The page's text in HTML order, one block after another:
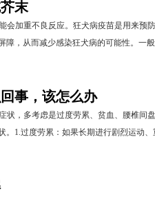
末
会加重不良反应。狂犬病疫苗是用来预
障，从而减少感染狂犬病的可能性。一
事，该怎么办
状，多考虑是过度劳累、贫血、腰椎间
。1.过度劳累：如果长期进行剧烈运动